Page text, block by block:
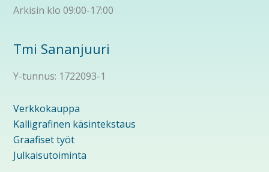
Arkisin klo 09:00-17:00
Tmi Sananjuuri
Y-tunnus: 1722093-1
Verkkokauppa
Kalligrafinen käsintekstaus
Graafiset työt
Julkaisutoiminta